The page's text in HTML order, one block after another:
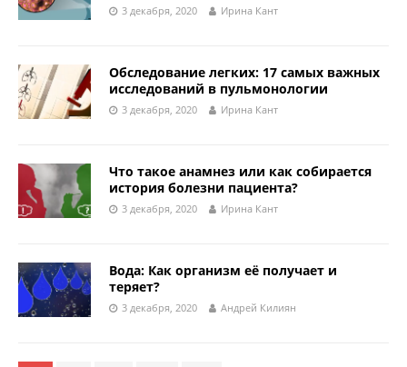
3 декабря, 2020 Ирина Кант
Обследование легких: 17 самых важных
исследований в пульмонологии
3 декабря, 2020 Ирина Кант
Что такое анамнез или как собирается
история болезни пациента?
3 декабря, 2020 Ирина Кант
Вода: Как организм её получает и
теряет?
3 декабря, 2020 Андрей Килиян